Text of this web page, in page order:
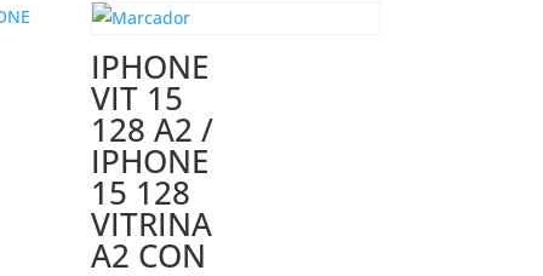
IPHONE
VIT 15
128 A2 /
IPHONE
15 128
VITRINA
A2 CON